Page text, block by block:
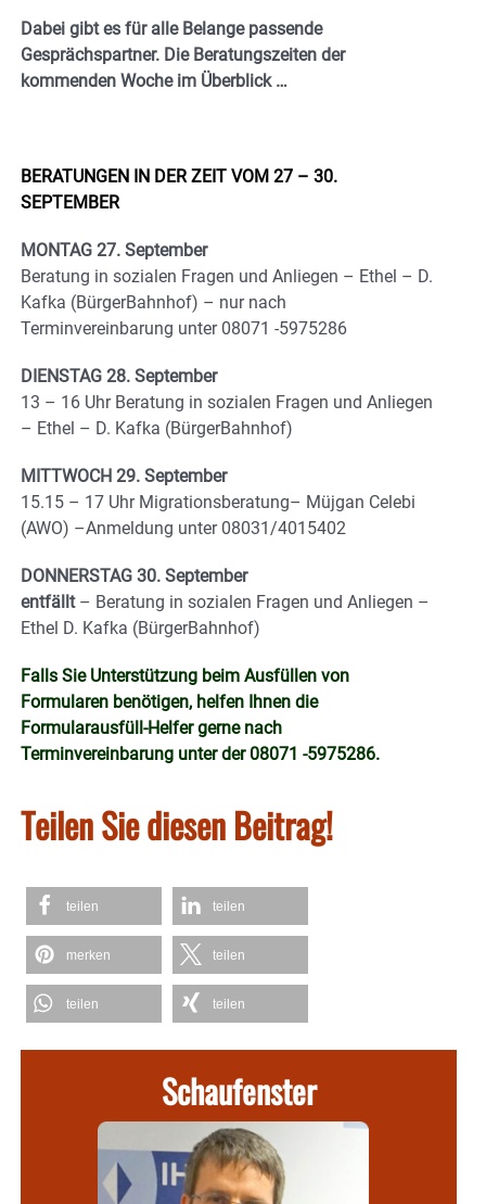
Dabei gibt es für alle Belange passende
Gesprächspartner. Die Beratungszeiten der
kommenden Woche im Überblick …
BERATUNGEN IN DER ZEIT VOM 27 – 30.
SEPTEMBER
MONTAG 27. September
Beratung in sozialen Fragen und Anliegen – Ethel – D.
Kafka (BürgerBahnhof) – nur nach
Terminvereinbarung unter 08071 -5975286
DIENSTAG 28. September
13 – 16 Uhr Beratung in sozialen Fragen und Anliegen
– Ethel – D. Kafka (BürgerBahnhof)
MITTWOCH 29. September
15.15 – 17 Uhr Migrationsberatung– Müjgan Celebi
(AWO) –Anmeldung unter 08031/4015402
DONNERSTAG 30. September
entfällt– Beratung in sozialen Fragen und Anliegen –
Ethel D. Kafka (BürgerBahnhof)
Falls Sie Unterstützung beim Ausfüllen von
Formularen benötigen, helfen Ihnen die
Formularausfüll-Helfer gerne nach
Terminvereinbarung unter der 08071 -5975286.
Teilen Sie diesen Beitrag!
teilen teilen
merken teilen
teilen teilen
Schaufenster